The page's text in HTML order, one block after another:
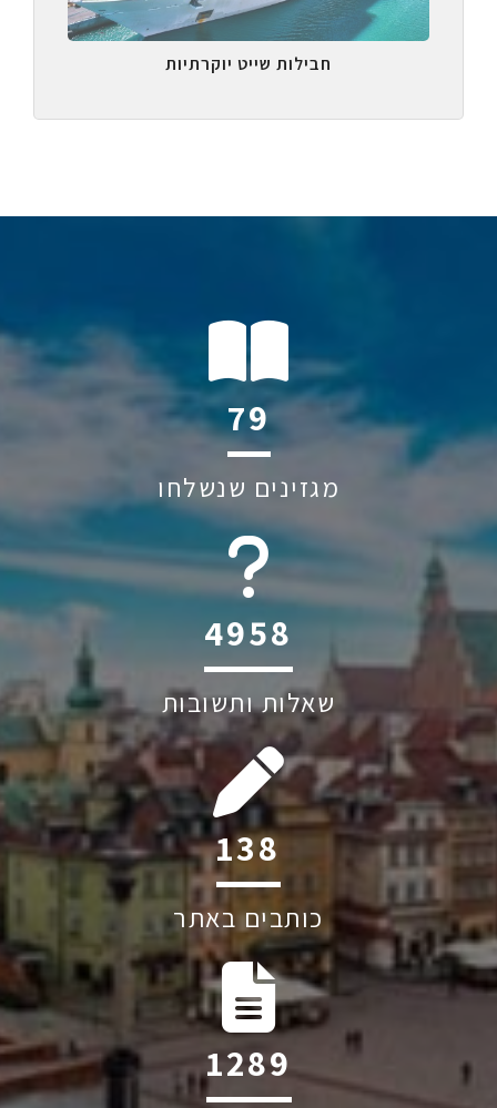
חבילות שייט יוקרתיות
118
מגזינים שנשלחו
6045
שאלות ותשובות
207
כותבים באתר
1928